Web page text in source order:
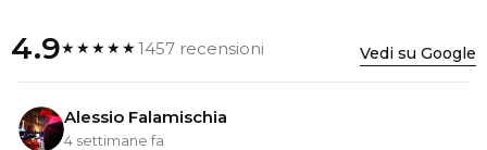
4.9★★★★★1457 recensioni Vedi su Google
Alessio Falamischia
4 settimane fa